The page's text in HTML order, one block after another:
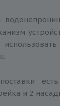
и 2